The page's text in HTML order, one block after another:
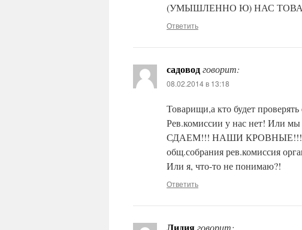
(УМЫШЛЕННО Ю) НАС
Ответить
садоводговорит:
08.02.2014 в 13:18
Товарищи,а кто будет
Рев.комиссии у нас нет! Или
СДАЕМ!!! НАШИ КРОВНЫЕ!!! А,
общ.собрания рев.комиссия
Или я, что-то не понимаю?!
Ответить
говорит: